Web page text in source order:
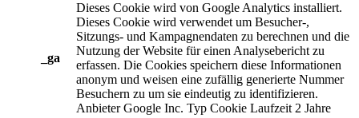
_ga
Dieses Cookie wird von Google Analytics installiert.
Dieses Cookie wird verwendet um Besucher-,
Sitzungs- und Kampagnendaten zu berechnen und die
Nutzung der Website für einen Analysebericht zu
erfassen. Die Cookies speichern diese Informationen
anonym und weisen eine zufällig generierte Nummer
Besuchern zu um sie eindeutig zu identifizieren.
Anbieter Google Inc. Typ Cookie Laufzeit 2 Jahre